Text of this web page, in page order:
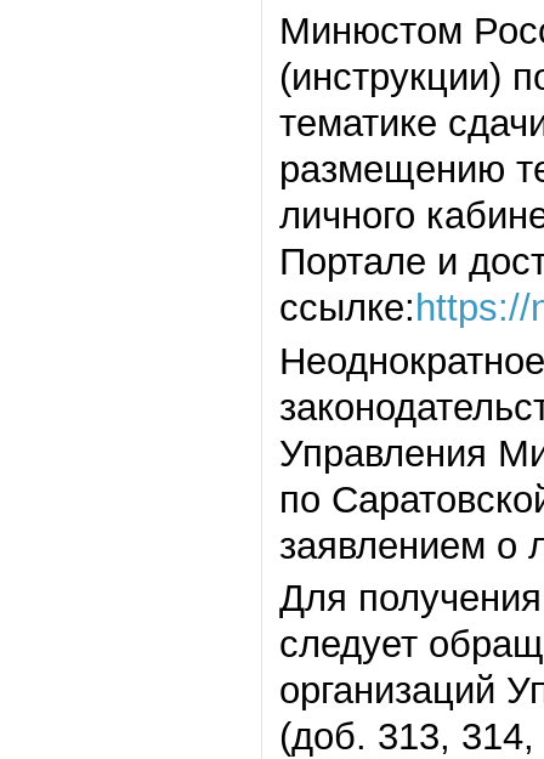
Минюстом
(инструкции)
тематике
размещению
личного
Портале и
ссылке: https://
Управления
по
заявлением о
Для
следует
организаций
(доб. 313, 314,